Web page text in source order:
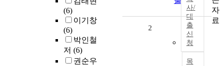
(6)
이기창
(6)
박인철
저 (6)
권순우
사/
대
출
신
청
목
2
자
료